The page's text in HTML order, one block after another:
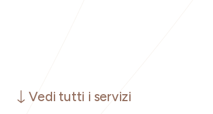
Vedi tutti i servizi